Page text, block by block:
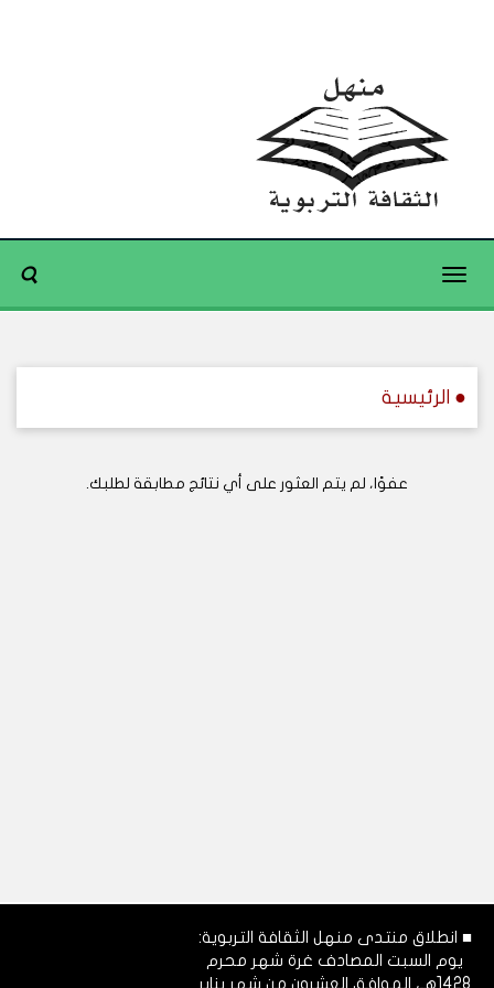
Toggle
● الرئيسية
عفوًا، لم يتم العثور على أي نتائج مطابقة لطلبك.
■ انطلاق منتدى منهل الثقافة التربوية:
يوم السبت المصادف غرة شهر محرم
1428هـ، الموافق العشرون من شهر يناير